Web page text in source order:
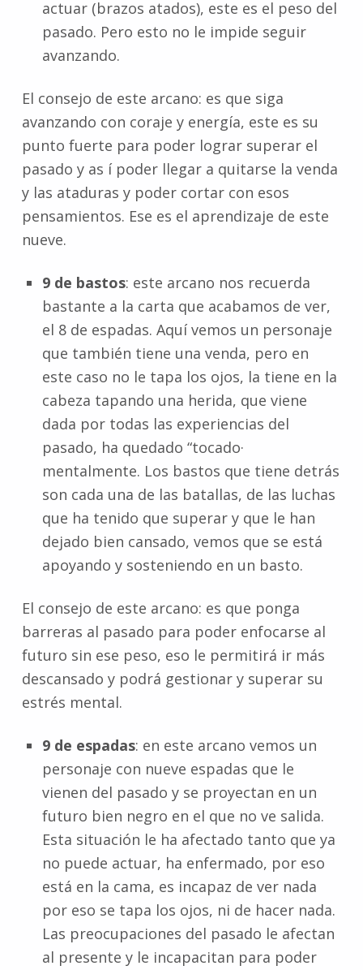
actuar (brazos atados), este es el peso del
pasado. Pero esto no le impide seguir
avanzando.
El consejo de este arcano: es que siga
avanzando con coraje y energía, este es su
punto fuerte para poder lograr superar el
pasado y as í poder llegar a quitarse la venda
y las ataduras y poder cortar con esos
pensamientos. Ese es el aprendizaje de este
nueve.
9 de bastos: este arcano nos recuerda
bastante a la carta que acabamos de ver,
el 8 de espadas. Aquí vemos un personaje
que también tiene una venda, pero en
este caso no le tapa los ojos, la tiene en la
cabeza tapando una herida, que viene
dada por todas las experiencias del
pasado, ha quedado “tocado·
mentalmente. Los bastos que tiene detrás
son cada una de las batallas, de las luchas
que ha tenido que superar y que le han
dejado bien cansado, vemos que se está
apoyando y sosteniendo en un basto.
El consejo de este arcano: es que ponga
barreras al pasado para poder enfocarse al
futuro sin ese peso, eso le permitirá ir más
descansado y podrá gestionar y superar su
estrés mental.
9 de espadas: en este arcano vemos un
personaje con nueve espadas que le
vienen del pasado y se proyectan en un
futuro bien negro en el que no ve salida.
Esta situación le ha afectado tanto que ya
no puede actuar, ha enfermado, por eso
está en la cama, es incapaz de ver nada
por eso se tapa los ojos, ni de hacer nada.
Las preocupaciones del pasado le afectan
al presente y le incapacitan para poder